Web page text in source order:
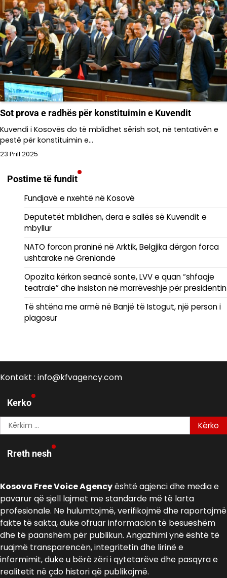
Sot prova e radhës për konstituimin e Kuvendit
Kuvendi i Kosovës do të mblidhet sërish sot, në tentativën e
pestë për konstituimin e…
23 Prill 2025
Postime të fundit
Fundjavë e nxehtë në Kosovë
Deputetët mblidhen, dera e sallës së Kuvendit e
mbyllur
NATO forcon praninë në Arktik, Belgjika dërgon forca
ushtarake në Grenlandë
Opozita kërkon seancë sonte, LVV e quan “shfaqje
teatrale” dhe insiston në marrëveshje për presidentin
Të shtëna me armë në Banjë të Istogut, një person i
plagosur
Kontakt : info@kfvagency.com
Kerko
Kërko
për:
Rreth nesh
Kosova Free Voice Agencyështë agjenci dhe media e
pavarur që sjell lajmet me standarde më të larta
profesionale. Ne hulumtojmë, verifikojmë dhe raportojmë
fakte të sakta, duke ofruar informacion të besueshëm
dhe të paanshëm për publikun. Angazhimi ynë është të
ruajmë transparencën, integritetin dhe lirinë e
informimit, duke u bërë zëri i qytetarëve dhe pasqyra e
realitetit në çdo histori që publikojmë.